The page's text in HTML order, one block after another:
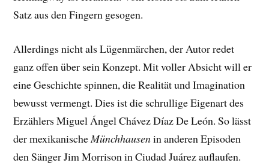
Satz aus den Fingern gesogen.
Allerdings nicht als Lügenmärchen, der Autor redet
ganz offen über sein Konzept. Mit voller Absicht will er
eine Geschichte spinnen, die Realität und Imagination
bewusst vermengt. Dies ist die schrullige Eigenart des
Erzählers Miguel Ángel Chávez Díaz De León. So lässt
der mexikanische Münchhausenin anderen Episoden
den Sänger Jim Morrison in Ciudad Juárez auflaufen.